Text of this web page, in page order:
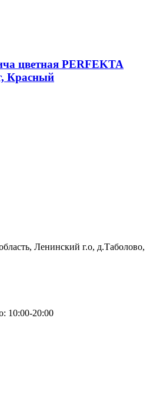
цветная PERFEKTA
Красный
Ленинский г.о, д.Таболово,
10:00-20:00